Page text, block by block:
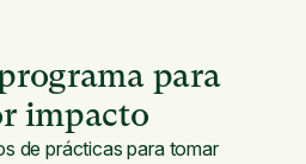
para
impacto
de prácticas para tomar